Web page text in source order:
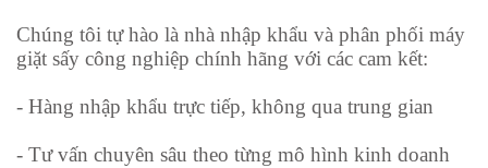
Chúng tôi tự hào là nhà nhập khẩu và phân phối máy
giặt sấy công nghiệp chính hãng với các cam kết:
- Hàng nhập khẩu trực tiếp, không qua trung gian
- Tư vấn chuyên sâu theo từng mô hình kinh doanh